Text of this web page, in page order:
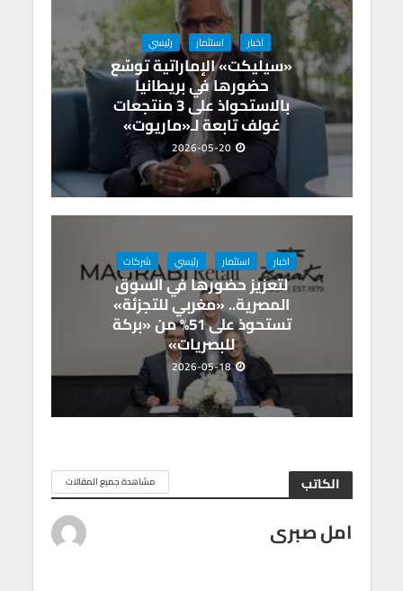
اخبار استثمار رئيسي
«سيليكت» الإماراتية توسّع
حضورها في بريطانيا
بالاستحواذ على 3 منتجعات
غولف تابعة لـ«ماريوت»
2026-05-20
اخبار استثمار رئيسي شركات
لتعزيز حضورها في السوق
المصرية.. «مغربي للتجزئة»
تستحوذ على 51% من «بركة
للبصريات»
2026-05-18
الكاتب مشاهدة جميع المقالات
امل صبرى